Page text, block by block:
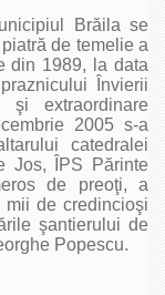
Brăila se
de temelie a
din 1989, la data
Învierii
şi extraordinare
2005 s-a
catedralei
Jos, ÎPS Părinte
de preoţi, a
de credincioşi
şantierului de
Popescu.